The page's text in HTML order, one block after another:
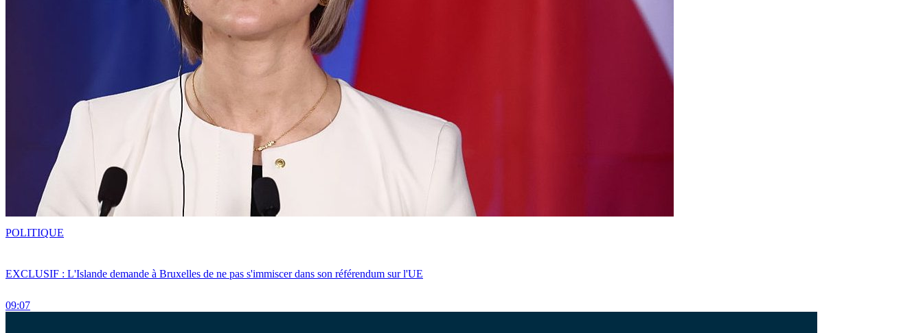
EXCLUSIF : L'Islande demande à Bruxelles de ne pas s'immiscer dans son référendum sur l'UE
09:07
POLITIQUE